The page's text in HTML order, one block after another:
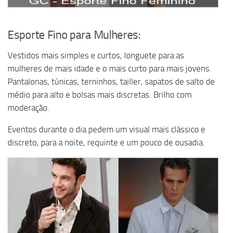
Esporte Fino para Mulheres:
Vestidos mais simples e curtos, longuete para as
mulheres de mais idade e o mais curto para mais jovens.
Pantalonas, túnicas, terninhos, tailler, sapatos de salto de
médio para alto e bolsas mais discretas. Brilho com
moderação.
Eventos durante o dia pedem um visual mais clássico e
discreto, para a noite, requinte e um pouco de ousadia.